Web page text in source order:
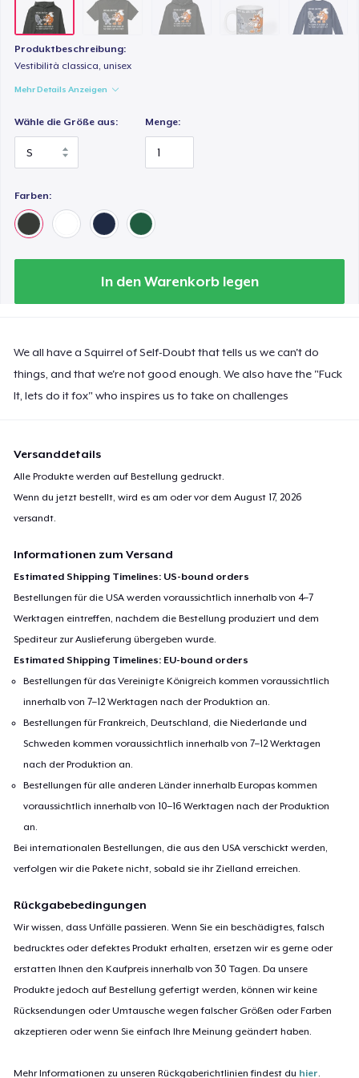
Produktbeschreibung:
Vestibilità classica, unisex
Mehr Details Anzeigen
Wähle die Größe aus: Menge:
Farben:
In den Warenkorb legen
We all have a Squirrel of Self-Doubt that tells us we can't do
things, and that we're not good enough. We also have the "Fuck
It, lets do it fox" who inspires us to take on challenges
Versanddetails
Alle Produkte werden auf Bestellung gedruckt.
Wenn du jetzt bestellt, wird es am oder vor demAugust 17, 2026
versandt.
Informationen zum Versand
Estimated Shipping Timelines: US-bound orders
Bestellungen für die USA werden voraussichtlich innerhalb von 4–7
Werktagen eintreffen, nachdem die Bestellung produziert und dem
Spediteur zur Auslieferung übergeben wurde.
Estimated Shipping Timelines: EU-bound orders
Bestellungen für das Vereinigte Königreich kommen voraussichtlich
innerhalb von 7–12 Werktagen nach der Produktion an.
Bestellungen für Frankreich, Deutschland, die Niederlande und
Schweden kommen voraussichtlich innerhalb von 7–12 Werktagen
nach der Produktion an.
Bestellungen für alle anderen Länder innerhalb Europas kommen
voraussichtlich innerhalb von 10–16 Werktagen nach der Produktion
an.
Bei internationalen Bestellungen, die aus den USA verschickt werden,
verfolgen wir die Pakete nicht, sobald sie ihr Zielland erreichen.
Rückgabebedingungen
Wir wissen, dass Unfälle passieren. Wenn Sie ein beschädigtes, falsch
bedrucktes oder defektes Produkt erhalten, ersetzen wir es gerne oder
erstatten Ihnen den Kaufpreis innerhalb von 30 Tagen. Da unsere
Produkte jedoch auf Bestellung gefertigt werden, können wir keine
Rücksendungen oder Umtausche wegen falscher Größen oder Farben
akzeptieren oder wenn Sie einfach Ihre Meinung geändert haben.
Mehr Informationen zu unseren Rückgaberichtlinien findest du hier.
27,99 $